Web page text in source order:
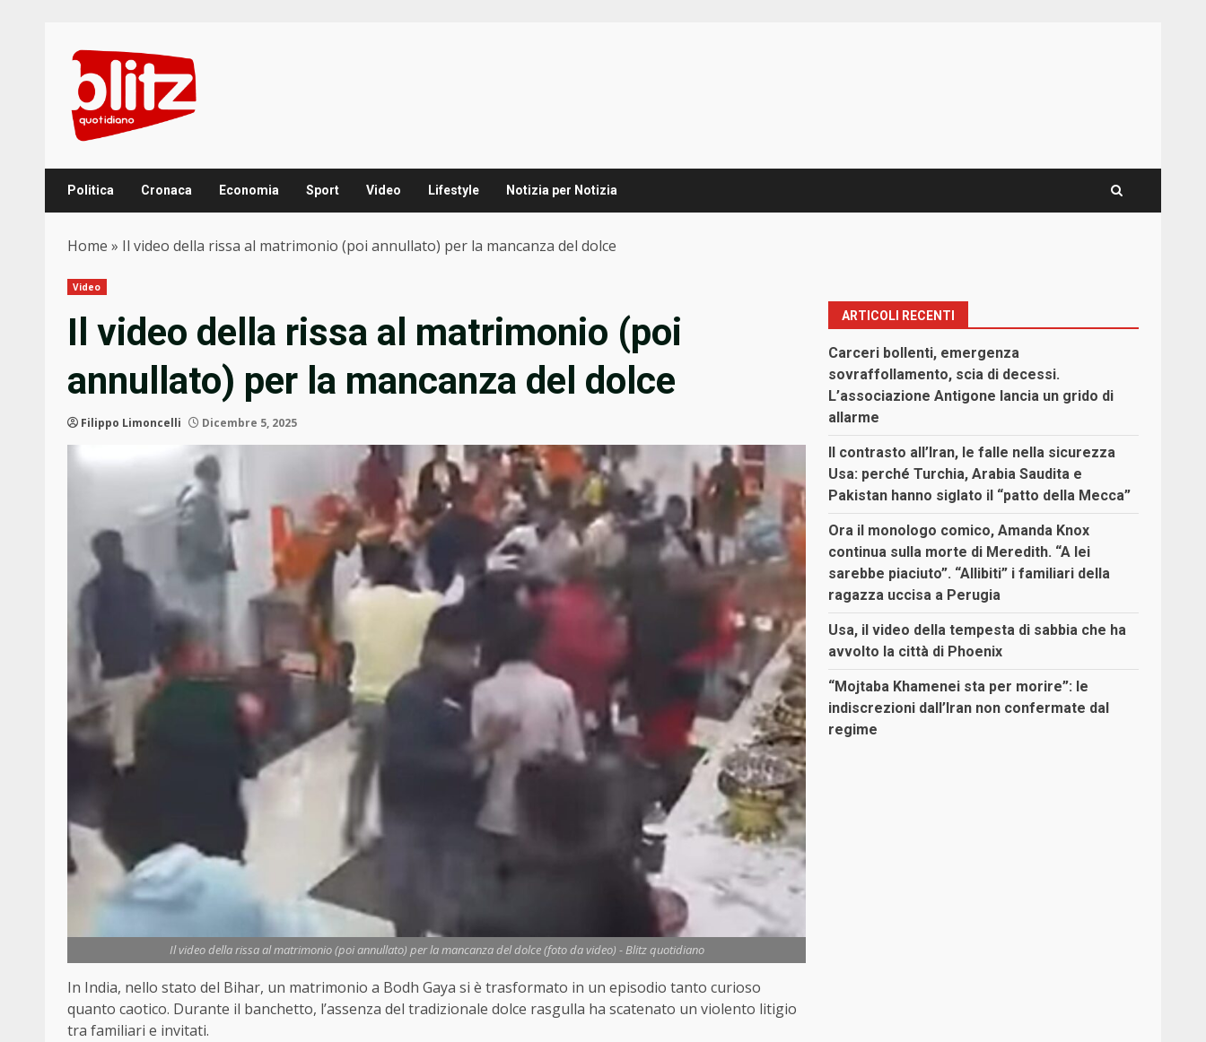
content
Politica Cronaca Economia Sport Video Lifestyle Notizia per Notizia
Home » Il video della rissa al matrimonio (poi annullato) per la mancanza del dolce
Video
Il video della rissa al matrimonio (poi
annullato) per la mancanza del dolce
Filippo Limoncelli Dicembre 5, 2025
Il video della rissa al matrimonio (poi annullato) per la mancanza del dolce (foto da video) - Blitz quotidiano
In India, nello stato del Bihar, un matrimonio a Bodh Gaya si è trasformato in un episodio tanto curioso
quanto caotico. Durante il banchetto, l’assenza del tradizionale dolce rasgulla ha scatenato un violento litigio
tra familiari e invitati.
ARTICOLI RECENTI
Carceri bollenti, emergenza
sovraffollamento, scia di decessi.
L’associazione Antigone lancia un grido di
allarme
Il contrasto all’Iran, le falle nella sicurezza
Usa: perché Turchia, Arabia Saudita e
Pakistan hanno siglato il “patto della Mecca”
Ora il monologo comico, Amanda Knox
continua sulla morte di Meredith. “A lei
sarebbe piaciuto”. “Allibiti” i familiari della
ragazza uccisa a Perugia
Usa, il video della tempesta di sabbia che ha
avvolto la città di Phoenix
“Mojtaba Khamenei sta per morire”: le
indiscrezioni dall’Iran non confermate dal
regime